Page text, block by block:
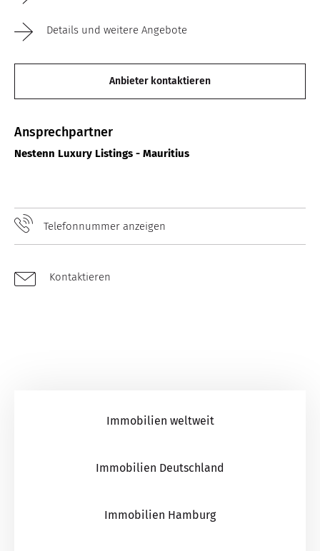
Details und weitere Angebote
Anbieter kontaktieren
Ansprechpartner
Nestenn Luxury Listings - Mauritius
Telefonnummer anzeigen
Kontaktieren
Immobilien weltweit
Immobilien Deutschland
Immobilien Hamburg